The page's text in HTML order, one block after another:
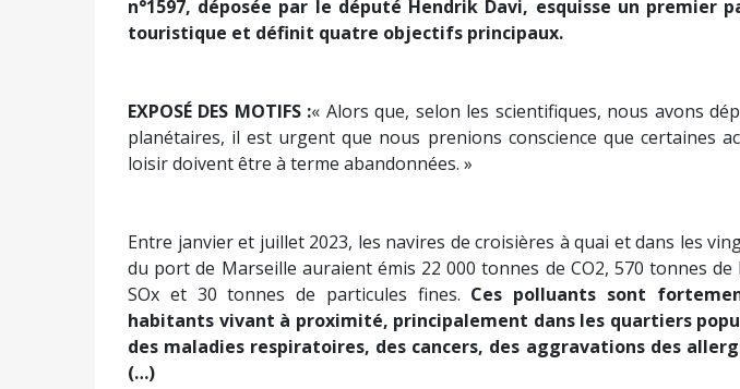
Une proposition de loi visant à limiter la pollution générée par